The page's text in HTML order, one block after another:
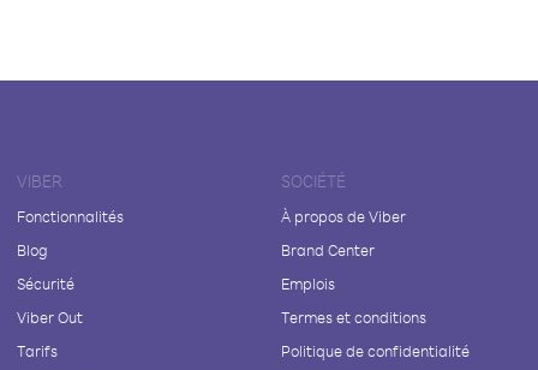
VIBER
Fonctionnalités
Blog
Sécurité
Viber Out
Tarifs
SOCIÉTÉ
À propos de Viber
Brand Center
Emplois
Termes et conditions
Politique de confidentialité